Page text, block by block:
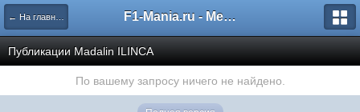
← На главную F1-Mania.ru - Международный чемпионат по симрейсингу
Публикации Madalin ILINCA
По вашему запросу ничего не найдено.